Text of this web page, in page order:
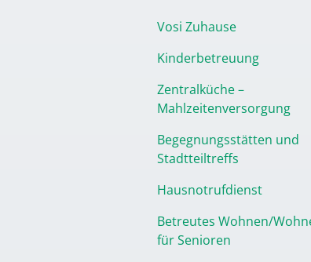
Vosi Zuhause
Kinderbetreuung
Zentralküche –
Mahlzeitenversorgung
Begegnungsstätten und
Stadtteiltreffs
Hausnotrufdienst
Betreutes Wohnen/
für Senioren